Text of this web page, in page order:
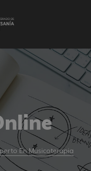
En Musicoterapia